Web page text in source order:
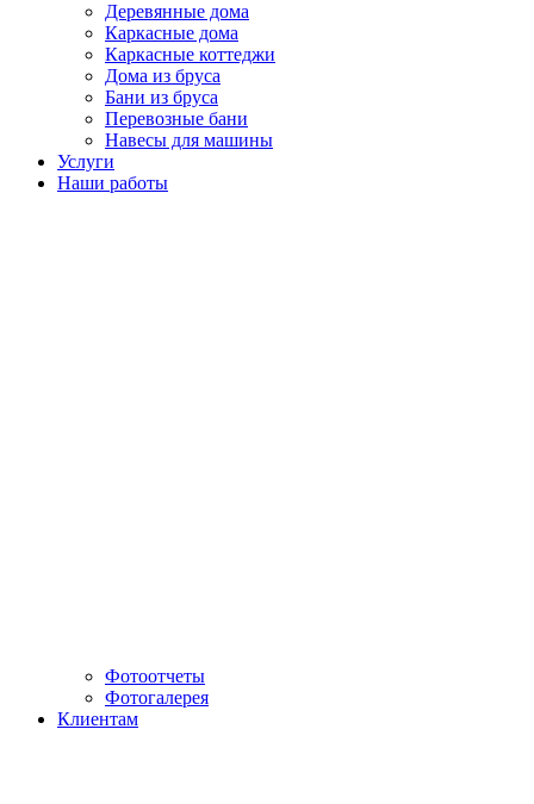
Деревянные дома
Каркасные дома
Каркасные коттеджи
Дома из бруса
Бани из бруса
Перевозные бани
Навесы для машины
Услуги
Наши работы
Фотоотчеты
Фотогалерея
Клиентам